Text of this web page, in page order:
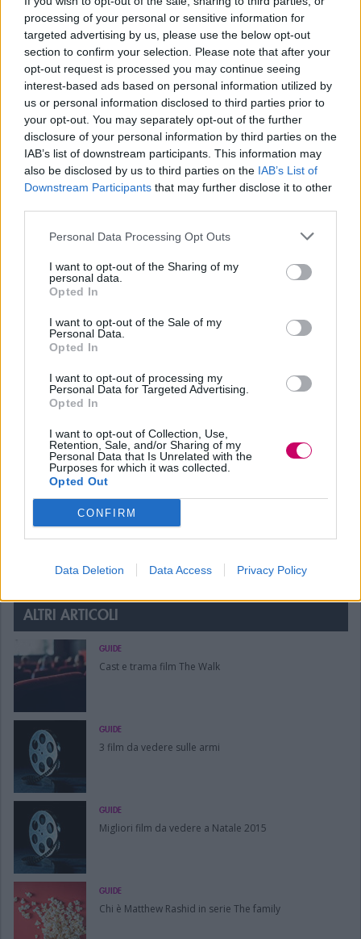
processing of your personal or sensitive information for
targeted advertising by us, please use the below opt-out
section to confirm your selection. Please note that after your
opt-out request is processed you may continue seeing
interest-based ads based on personal information utilized by
us or personal information disclosed to third parties prior to
your opt-out. You may separately opt-out of the further
disclosure of your personal information by third parties on the
IAB’s list of downstream participants. This information may
also be disclosed by us to third parties on the IAB’s List of
Downstream Participants that may further disclose it to other
Personal Data Processing Opt Outs
I want to opt-out of the Sharing of my
personal data.
Opted In
I want to opt-out of the Sale of my
Personal Data.
Opted In
I want to opt-out of processing my
Personal Data for Targeted Advertising.
Opted In
I want to opt-out of Collection, Use,
Retention, Sale, and/or Sharing of my
Personal Data that Is Unrelated with the
Purposes for which it was collected.
Opted Out
CONFIRM
Data Deletion Data Access Privacy Policy
Kyle Gallnerriveste i panni diMatt
Campbell, un giovane ammalato di
tumore che si affida alle cure di un
ospedale molto distante da casa e per
questo motivo è costretto a sottoporsi a
continui viaggi con la madre. Poi
succederanno dei fatti che cambieranno
Riproduzione riservata ©2026 -
CINEMA KYLE GALLNER
Redazione PCTV
Seguici su
ALTRI ARTICOLI
GUIDE
Cast e trama film The Walk
GUIDE
3 film da vedere sulle armi
GUIDE
Migliori film da vedere a Natale 2015
GUIDE
Chi è Matthew Rashid in serie The family